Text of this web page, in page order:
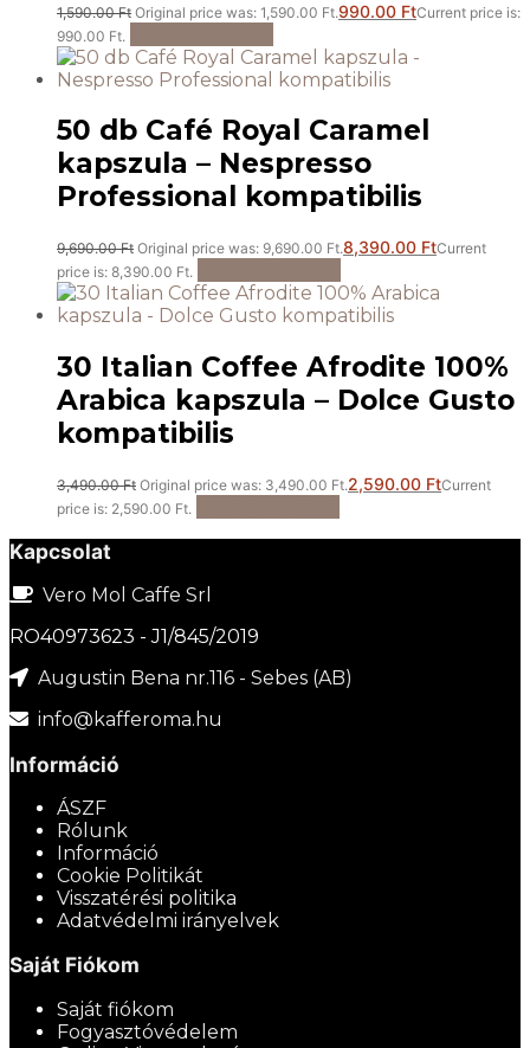
1,590.00Ft Original price was: 1,590.00 Ft.990.00 FtCurrent price is:
990.00 Ft.
50 db Café Royal Caramel
kapszula – Nespresso
Professional kompatibilis
9,690.00Ft Original price was: 9,690.00 Ft.8,390.00 FtCurrent
price is: 8,390.00 Ft.
30 Italian Coffee Afrodite 100%
Arabica kapszula – Dolce Gusto
kompatibilis
3,490.00Ft Original price was: 3,490.00 Ft.2,590.00 FtCurrent
price is: 2,590.00 Ft.
Kapcsolat
Vero Mol Caffe Srl
RO40973623 - J1/845/2019
Augustin Bena nr.116 - Sebes (AB)
info@kafferoma.hu
Információ
ÁSZF
Rólunk
Információ
Cookie Politikát
Visszatérési politika
Adatvédelmi irányelvek
Saját Fiókom
Saját fiókom
Fogyasztóvédelem